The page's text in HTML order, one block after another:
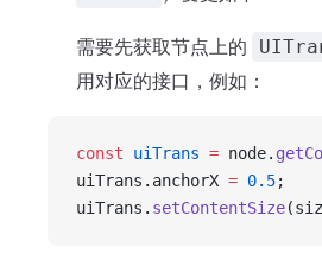
需要先获取节点上的
用对应的接口，例如：
const uiTrans = node.
uiTrans.anchorX = 0.5;
uiTrans. setContentSize